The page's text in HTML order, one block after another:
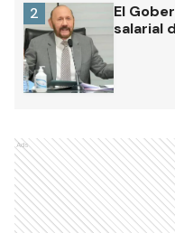
El
salarial
2
Ads